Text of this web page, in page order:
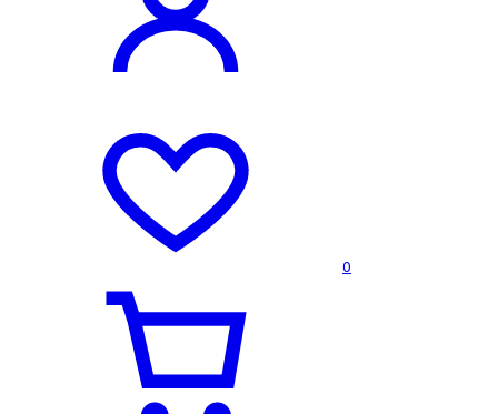
0